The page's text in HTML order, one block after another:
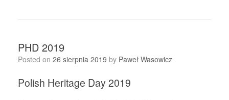
PHD 2019
Posted on 26 sierpnia 2019 by Paweł Wasowicz
Polish Heritage Day 2019